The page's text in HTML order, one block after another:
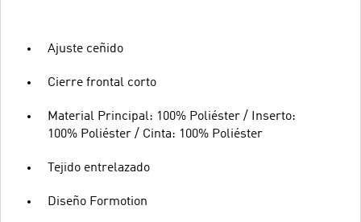
Ajuste ceñido
Cierre frontal corto
Material Principal: 100% Poliéster / Inserto:
100% Poliéster / Cinta: 100% Poliéster
Tejido entrelazado
Diseño Formotion